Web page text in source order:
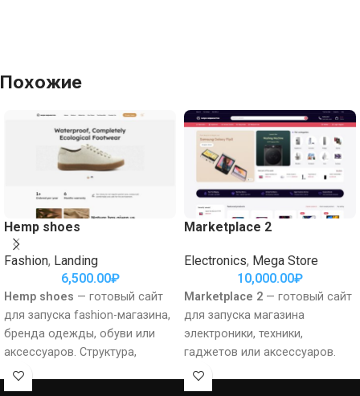
Похожие
Hemp shoes
Fashion, Landing
6,500.00₽
Hemp shoes — готовый сайт
для запуска fashion-магазина,
бренда одежды, обуви или
аксессуаров. Структура,
визуальная подача и
ключевые коммерческие
Marketplace 2
Electronics, Mega Store
10,000.00₽
Marketplace 2 — готовый сайт
для запуска магазина
электроники, техники,
гаджетов или аксессуаров.
Структура, визуальная подача
и ключевые коммерческие